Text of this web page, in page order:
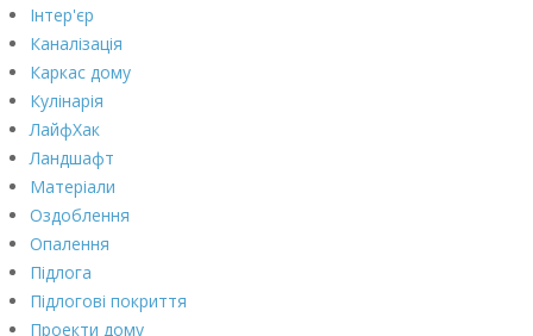
Інтер'єр
Каналізація
Каркас дому
Кулінарія
ЛайфХак
Ландшафт
Матеріали
Оздоблення
Опалення
Підлога
Підлогові покриття
Проекти дому